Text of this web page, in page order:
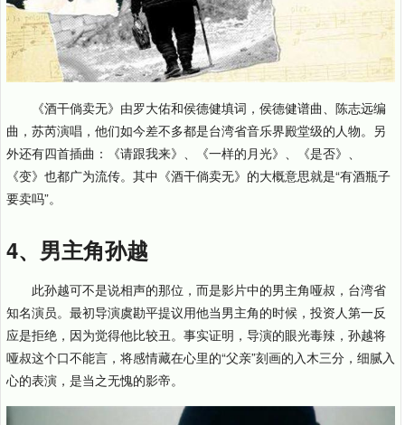
《酒干倘卖无》由罗大佑和侯德健填词，侯德健谱曲、陈志远编
曲，苏芮演唱，他们如今差不多都是台湾省音乐界殿堂级的人物。另
外还有四首插曲：《请跟我来》、《一样的月光》、《是否》、
《变》也都广为流传。其中《酒干倘卖无》的大概意思就是“有酒瓶子
要卖吗”。
4、男主角孙越
此孙越可不是说相声的那位，而是影片中的男主角哑叔，台湾省
知名演员。最初导演虞勘平提议用他当男主角的时候，投资人第一反
应是拒绝，因为觉得他比较丑。事实证明，导演的眼光毒辣，孙越将
哑叔这个口不能言，将感情藏在心里的“父亲”刻画的入木三分，细腻入
心的表演，是当之无愧的影帝。